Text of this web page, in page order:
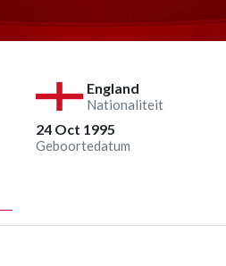
England
Nationaliteit
24 Oct 1995
Geboortedatum